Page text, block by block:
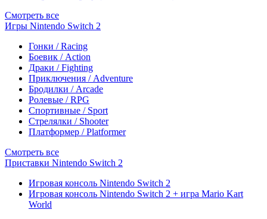
Смотреть все
Игры Nintendo Switch 2
Гонки / Racing
Боевик / Action
Драки / Fighting
Приключения / Adventure
Бродилки / Arcade
Ролевые / RPG
Спортивные / Sport
Стрелялки / Shooter
Платформер / Platformer
Смотреть все
Приставки Nintendo Switch 2
Игровая консоль Nintendo Switch 2
Игровая консоль Nintendo Switch 2 + игра Mario Kart
World